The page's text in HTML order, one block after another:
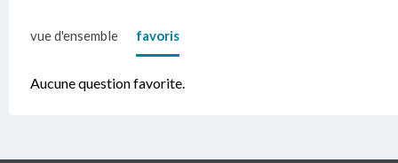
vue d'ensemble favoris
Aucune question favorite.